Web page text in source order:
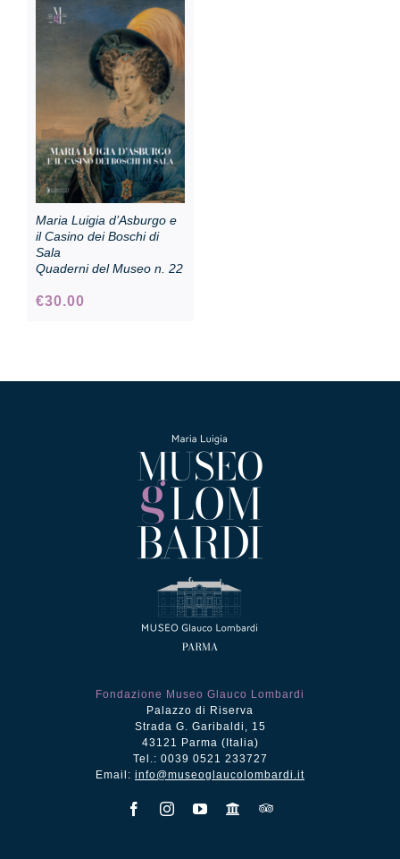
era:
€12.50.
è:
€5.00.
Maria Luigia d’Asburgo e
il Casino dei Boschi di
Sala
Quaderni del Museo n. 22
€30.00
Fondazione Museo Glauco Lombardi
Palazzo di Riserva
Strada G. Garibaldi, 15
43121 Parma (Italia)
Tel.: 0039 0521 233727
Email: info@museoglaucolombardi.it